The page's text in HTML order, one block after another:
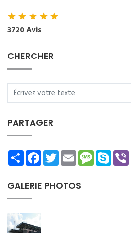
★★★★★
3720 Avis
CHERCHER
PARTAGER
ShareFacebookTwitterEmailMessage
Skype
GALERIE PHOTOS